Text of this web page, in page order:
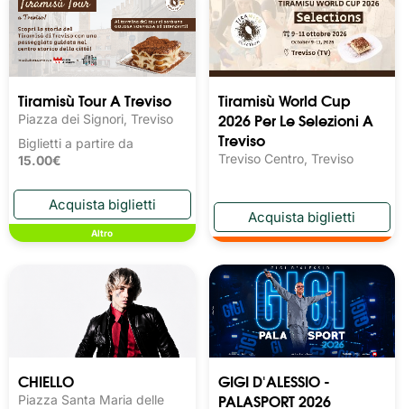
Tiramisù Tour A Treviso
Piazza dei Signori, Treviso
Biglietti a partire da
15.00€
Altro
Tiramisù World Cup
2026 Per Le Selezioni A
Treviso
Treviso Centro, Treviso
CHIELLO
Piazza Santa Maria delle
GIGI D'ALESSIO -
PALASPORT 2026